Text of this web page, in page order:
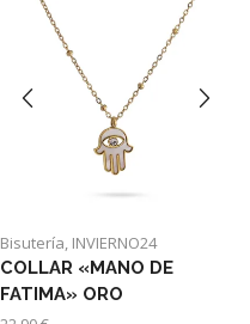
Bisutería INVIERNO24
COLLAR «MANO DE
FATIMA» ORO